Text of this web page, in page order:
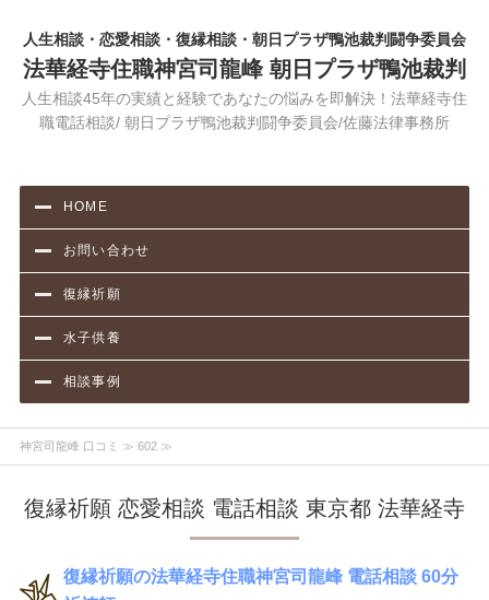
人生相談・恋愛相談・復縁相談・朝日プラザ鴨池裁判闘争委員会
法華経寺住職神宮司龍峰 朝日プラザ鴨池裁判
人生相談45年の実績と経験であなたの悩みを即解決！法華経寺住
職電話相談/ 朝日プラザ鴨池裁判闘争委員会/佐藤法律事務所
HOME
お問い合わせ
復縁祈願
水子供養
相談事例
神宮司龍峰 口コミ ≫ 602 ≫
復縁祈願 恋愛相談 電話相談 東京都 法華経寺
復縁祈願の法華経寺住職神宮司龍峰 電話相談 60分